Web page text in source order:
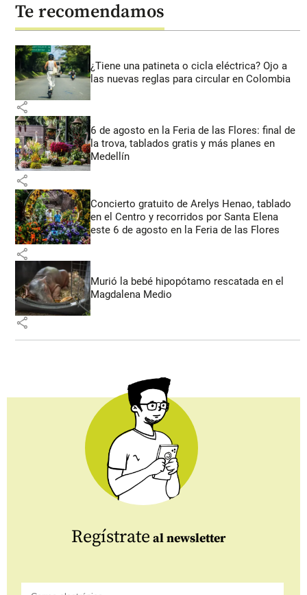
Te recomendamos
¿Tiene una patineta o cicla eléctrica? Ojo a
las nuevas reglas para circular en Colombia
share
6 de agosto en la Feria de las Flores: final de
la trova, tablados gratis y más planes en
Medellín
share
Concierto gratuito de Arelys Henao, tablado
en el Centro y recorridos por Santa Elena
este 6 de agosto en la Feria de las Flores
share
Murió la bebé hipopótamo rescatada en el
Magdalena Medio
share
Regístrate al newsletter